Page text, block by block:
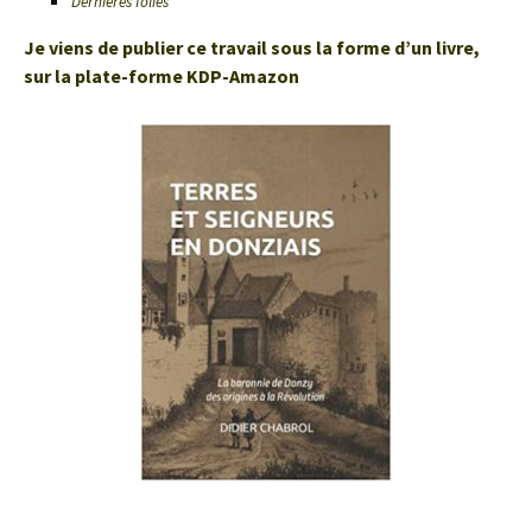
Je viens de publier ce travail sous la forme d’un livre,
sur la plate-forme KDP-Amazon